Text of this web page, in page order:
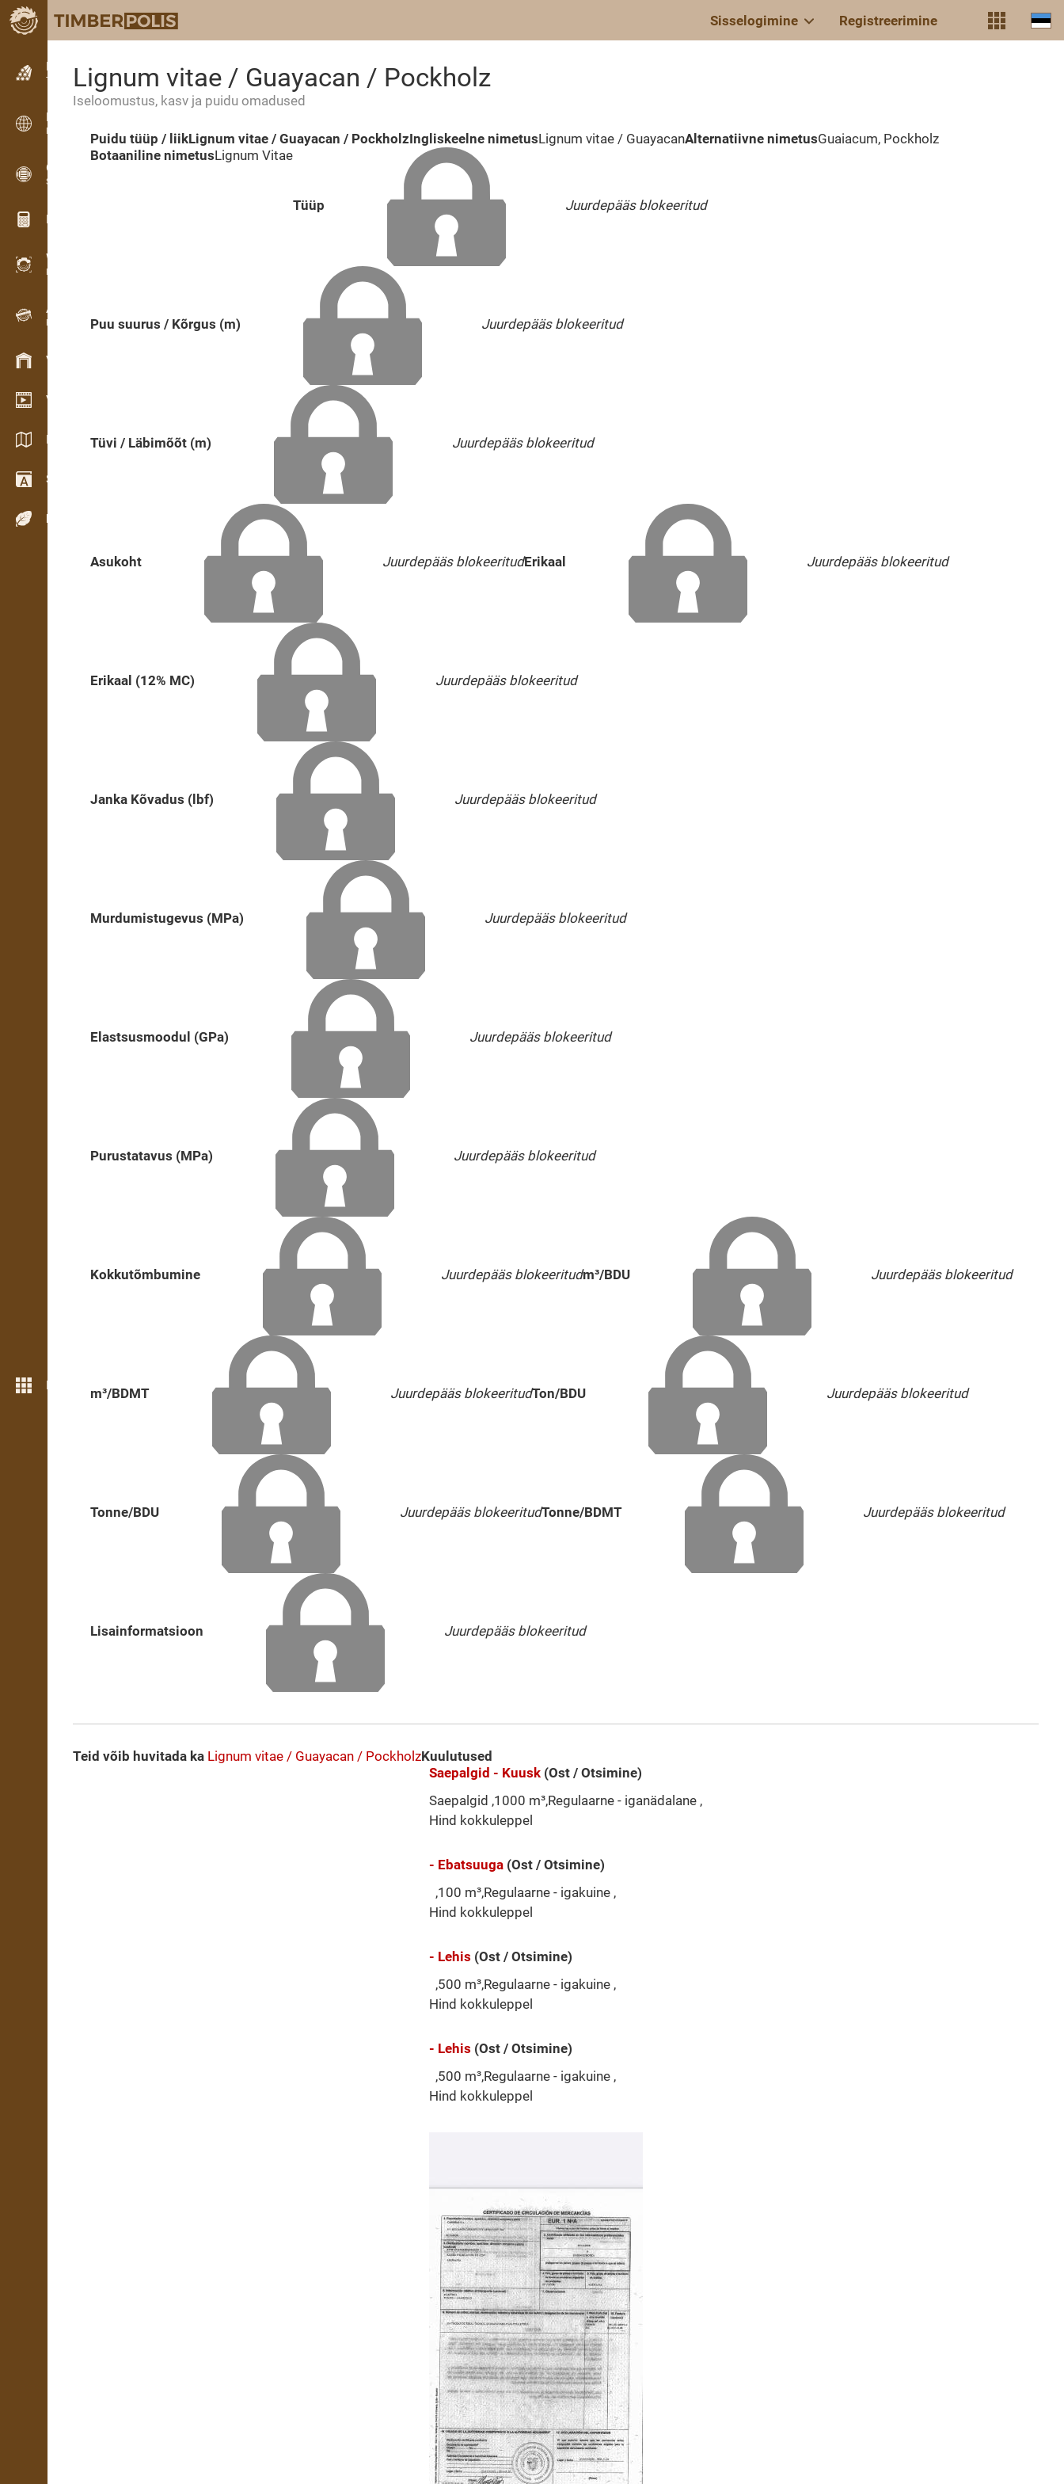
Sisselogimine Registreerimine
Kuulutused
Tekstkuulutused
Kuulutused
Rahvusvahelised kuulutused
OPTI-TIMB
Saekavad
Puidu kalkulaatorid
WoodProfi
Puidumaht AI-ga
Andmesalvesti
Puidu inventuur välitöödel
Varude haldamine
Videogalerii
Kataloogid / Brošüürid
Sõnastik
Puiduliigid
Rohkem funktsioone
Lignum vitae / Guayacan / Pockholz
Iseloomustus, kasv ja puidu omadused
Puidu tüüp / liikLignum vitae / Guayacan / PockholzIngliskeelne nimetusLignum vitae / GuayacanAlternatiivne nimetusGuaiacum, Pockholz
Botaaniline nimetusLignum Vitae
Tüüp Juurdepääs blokeeritud
Puu suurus / Kõrgus (m) Juurdepääs blokeeritud
Tüvi / Läbimõõt (m) Juurdepääs blokeeritud
Asukoht Juurdepääs blokeeritudErikaal Juurdepääs blokeeritud
Erikaal (12% MC) Juurdepääs blokeeritud
Janka Kõvadus (lbf) Juurdepääs blokeeritud
Murdumistugevus (MPa) Juurdepääs blokeeritud
Elastsusmoodul (GPa) Juurdepääs blokeeritud
Purustatavus (MPa) Juurdepääs blokeeritud
Kokkutõmbumine Juurdepääs blokeeritudm³/BDU Juurdepääs blokeeritud
m³/BDMT Juurdepääs blokeeritudTon/BDU Juurdepääs blokeeritud
Tonne/BDU Juurdepääs blokeeritudTonne/BDMT Juurdepääs blokeeritud
Lisainformatsioon Juurdepääs blokeeritud
Teid võib huvitada ka Lignum vitae / Guayacan / PockholzKuulutused
Saepalgid - Kuusk (Ost / Otsimine)
Saepalgid ,1000 m³,Regulaarne - iganädalane ,
Hind kokkuleppel
- Ebatsuuga (Ost / Otsimine)
,100 m³,Regulaarne - igakuine ,
Hind kokkuleppel
- Lehis (Ost / Otsimine)
,500 m³,Regulaarne - igakuine ,
Hind kokkuleppel
- Lehis (Ost / Otsimine)
,500 m³,Regulaarne - igakuine ,
Hind kokkuleppel